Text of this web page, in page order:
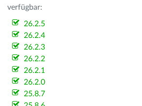
verfügbar:
26.2.5
26.2.4
26.2.3
26.2.2
26.2.1
26.2.0
25.8.7